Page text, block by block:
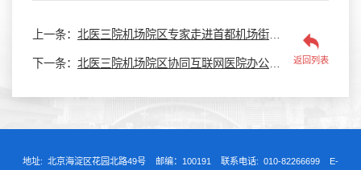
上一条： 北医三院机场院区专家走进首都机场街道开展 “疝气防治科普” 及 “家医签约” 讲座
下一条： 北医三院机场院区协同互联网医院办公室走进首都机场集团员工服务中心沟通交流互联网医院服务工作 返回列表
地址: 北京海淀区花园北路49号 邮编：100191 联系电话: 010-82266699 E-